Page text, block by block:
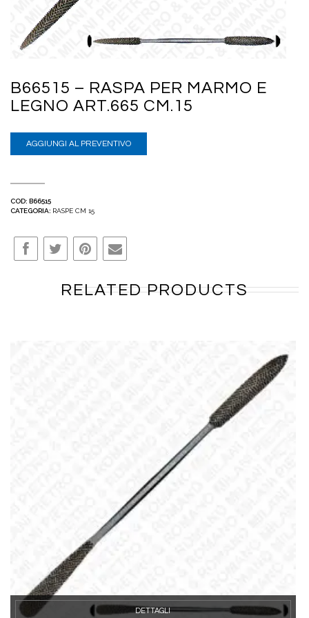
B66515 – RASPA PER MARMO E
LEGNO ART.665 CM.15
AGGIUNGI AL PREVENTIVO
COD: B66515
CATEGORIA: RASPE CM 15
RELATED PRODUCTS
DETTAGLI